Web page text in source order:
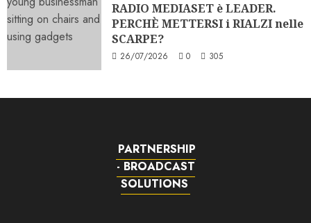
RADIO MEDIASET è LEADER.
PERCHÈ METTERSI i RIALZI nelle
SCARPE?
26/07/2026 0 305
PARTNERSHIP
- BROADCAST
SOLUTIONS